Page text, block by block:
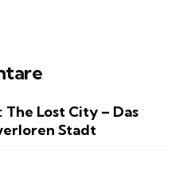
The Lost City – Das
Stadt